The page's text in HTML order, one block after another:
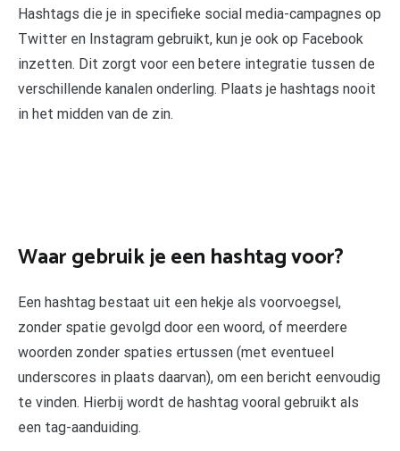
Hashtags die je in specifieke social media-campagnes op
Twitter en Instagram gebruikt, kun je ook op Facebook
inzetten. Dit zorgt voor een betere integratie tussen de
verschillende kanalen onderling. Plaats je hashtags nooit
in het midden van de zin.
Waar gebruik je een hashtag voor?
Een hashtag bestaat uit een hekje als voorvoegsel,
zonder spatie gevolgd door een woord, of meerdere
woorden zonder spaties ertussen (met eventueel
underscores in plaats daarvan), om een bericht eenvoudig
te vinden. Hierbij wordt de hashtag vooral gebruikt als
een tag-aanduiding.